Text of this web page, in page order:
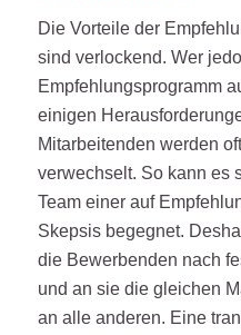
Die Vorteile der
sind verlockend. Wer
Empfehlungsprogramm
einigen
Mitarbeitenden werden
verwechselt. So kann es
Team einer auf
Skepsis begegnet.
die Bewerbenden nach
und an sie die gleichen
an alle anderen. Eine